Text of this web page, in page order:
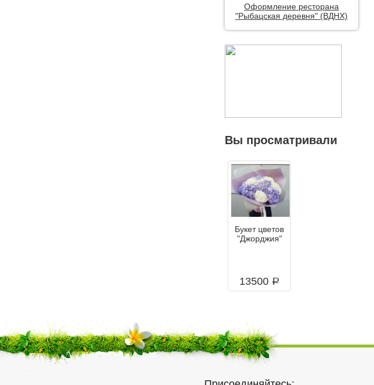
Оформление ресторана
"Рыбацская деревня" (ВДНХ)
Вы просматривали
Букет цветов
"Джорджия"
13500 a